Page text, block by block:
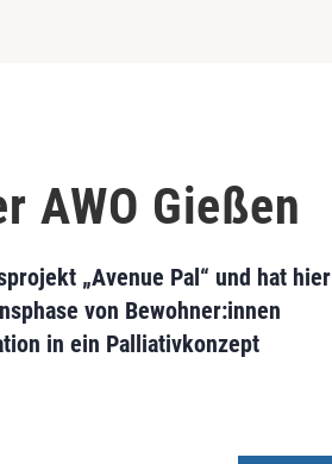
AWO Gießen
„Avenue Pal“ und hat hier
von Bewohner:innen
in ein Palliativkonzept